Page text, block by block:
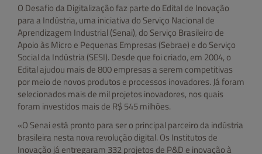
O Desafio da Digitalização faz parte do Edital de Inovação
para a Indústria, uma iniciativa do Serviço Nacional de
Aprendizagem Industrial (Senai), do Serviço Brasileiro de
Apoio às Micro e Pequenas Empresas (Sebrae) e do Serviço
Social da Indústria (SESI). Desde que foi criado, em 2004, o
Edital ajudou mais de 800 empresas a serem competitivas
por meio de novos produtos e processos inovadores. Já foram
selecionados mais de mil projetos inovadores, nos quais
foram investidos mais de R$ 545 milhões.
«O Senai está pronto para ser o principal parceiro da indústria
brasileira nesta nova revolução digital. Os Institutos de
Inovação já entregaram 332 projetos de P&D e inovação à